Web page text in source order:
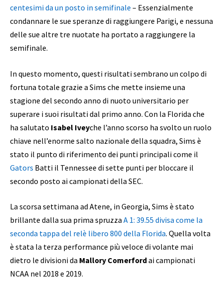
centesimi da un posto in semifinale – Essenzialmente
condannare le sue speranze di raggiungere Parigi, e nessuna
delle sue altre tre nuotate ha portato a raggiungere la
semifinale.
In questo momento, questi risultati sembrano un colpo di
fortuna totale grazie a Sims che mette insieme una
stagione del secondo anno di nuoto universitario per
superare i suoi risultati dal primo anno. Con la Florida che
ha salutato Isabel Iveyche l’anno scorso ha svolto un ruolo
chiave nell’enorme salto nazionale della squadra, Sims è
stato il punto di riferimento dei punti principali come il
Gators Batti il ​​Tennessee di sette punti per bloccare il
secondo posto ai campionati della SEC.
La scorsa settimana ad Atene, in Georgia, Sims è stato
brillante dalla sua prima spruzza A 1: 39.55 divisa come la
seconda tappa del relè libero 800 della Florida. Quella volta
è stata la terza performance più veloce di volante mai
dietro le divisioni da Mallory Comerfordai campionati
NCAA nel 2018 e 2019.